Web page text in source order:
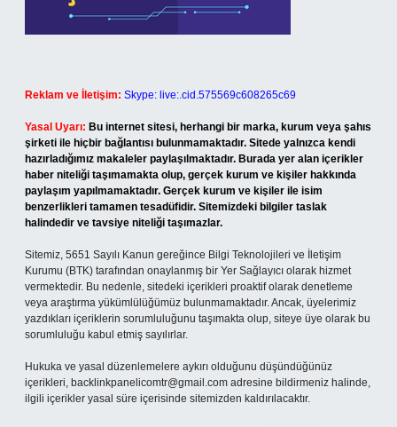
Reklam ve İletişim: Skype: live:.cid.575569c608265c69
Yasal Uyarı: Bu internet sitesi, herhangi bir marka, kurum veya şahıs
şirketi ile hiçbir bağlantısı bulunmamaktadır. Sitede yalnızca kendi
hazırladığımız makaleler paylaşılmaktadır. Burada yer alan içerikler
haber niteliği taşımamakta olup, gerçek kurum ve kişiler hakkında
paylaşım yapılmamaktadır. Gerçek kurum ve kişiler ile isim
benzerlikleri tamamen tesadüfidir. Sitemizdeki bilgiler taslak
halindedir ve tavsiye niteliği taşımazlar.
Sitemiz, 5651 Sayılı Kanun gereğince Bilgi Teknolojileri ve İletişim
Kurumu (BTK) tarafından onaylanmış bir Yer Sağlayıcı olarak hizmet
vermektedir. Bu nedenle, sitedeki içerikleri proaktif olarak denetleme
veya araştırma yükümlülüğümüz bulunmamaktadır. Ancak, üyelerimiz
yazdıkları içeriklerin sorumluluğunu taşımakta olup, siteye üye olarak bu
sorumluluğu kabul etmiş sayılırlar.
Hukuka ve yasal düzenlemelere aykırı olduğunu düşündüğünüz
içerikleri, backlinkpanelicomtr@gmail.com adresine bildirmeniz halinde,
ilgili içerikler yasal süre içerisinde sitemizden kaldırılacaktır.